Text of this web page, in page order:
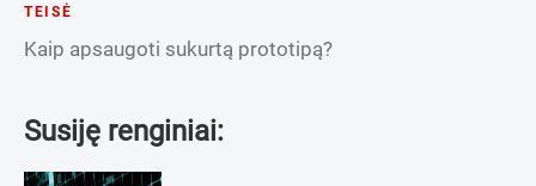
TEISĖ
Kaip apsaugoti sukurtą prototipą?
Susiję renginiai: